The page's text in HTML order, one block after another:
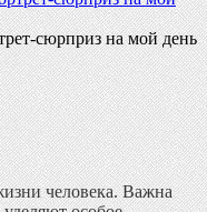
сюрприз на мой день
человека. Важна